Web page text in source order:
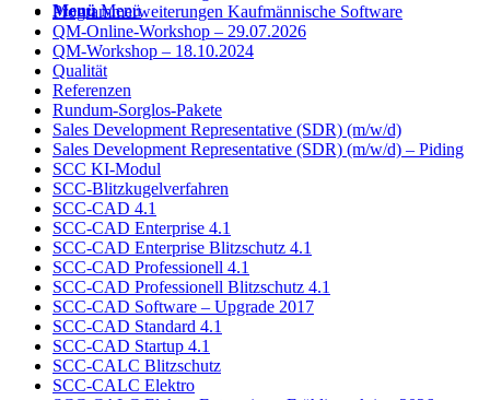
Menü Menü
Programmerweiterungen Kaufmännische Software
QM-Online-Workshop – 29.07.2026
QM-Workshop – 18.10.2024
Qualität
Referenzen
Rundum-Sorglos-Pakete
Sales Development Representative (SDR) (m/w/d)
Sales Development Representative (SDR) (m/w/d) – Piding
SCC KI-Modul
SCC-Blitzkugelverfahren
SCC-CAD 4.1
SCC-CAD Enterprise 4.1
SCC-CAD Enterprise Blitzschutz 4.1
SCC-CAD Professionell 4.1
SCC-CAD Professionell Blitzschutz 4.1
SCC-CAD Software – Upgrade 2017
SCC-CAD Standard 4.1
SCC-CAD Startup 4.1
SCC-CALC Blitzschutz
SCC-CALC Elektro